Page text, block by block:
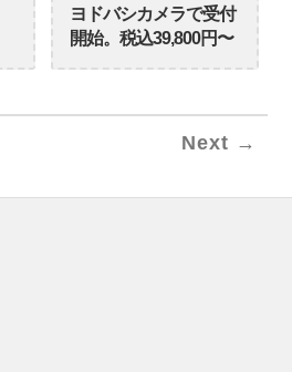
ヨドバシカメラで受付
開始。税込39,800円〜
Next →